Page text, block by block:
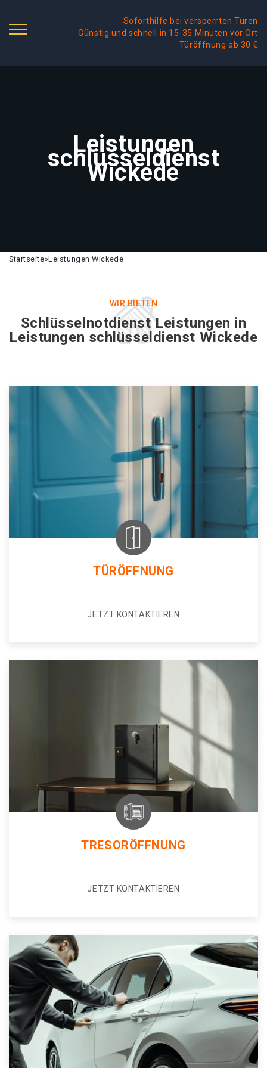
Soforthilfe bei versperrten Türen
Günstig und schnell in 15-35 Minuten vor Ort
Türöffnung ab 30 €
Leistungen
schlüsseldienst
Wickede
Startseite»Leistungen Wickede
WIR BIETEN
Schlüsselnotdienst Leistungen in
Leistungen schlüsseldienst Wickede
TÜRÖFFNUNG
JETZT KONTAKTIEREN
TRESORÖFFNUNG
JETZT KONTAKTIEREN